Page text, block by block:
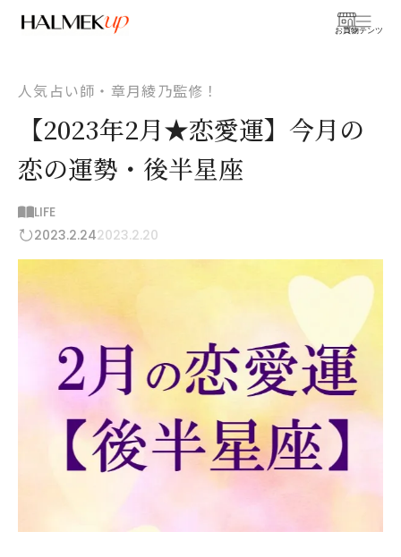
お買物
コンテンツ
人気占い師・章月綾乃監修！
【2023年2月★恋愛運】今月の
恋の運勢・後半星座
LIFE
2023.2.242023.2.20